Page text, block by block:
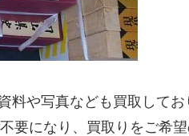
や写真なども買取してお
要になり、買取りをご希